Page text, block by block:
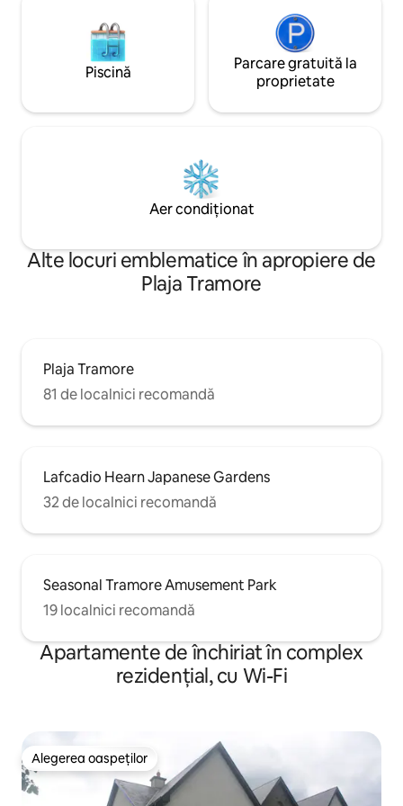
Piscină
Parcare gratuită la
proprietate
Aer condiționat
Alte locuri emblematice în apropiere de
Plaja Tramore
Plaja Tramore
81 de localnici recomandă
Lafcadio Hearn Japanese Gardens
32 de localnici recomandă
Seasonal Tramore Amusement Park
19 localnici recomandă
Apartamente de închiriat în complex
rezidențial, cu Wi-Fi
Alegerea oaspeților
Alegerea oaspeților